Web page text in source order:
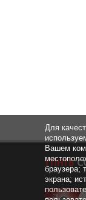
Для
Вашем
браузера;
экрана;